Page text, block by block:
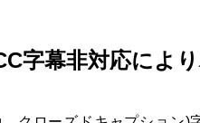
字幕非対応によ